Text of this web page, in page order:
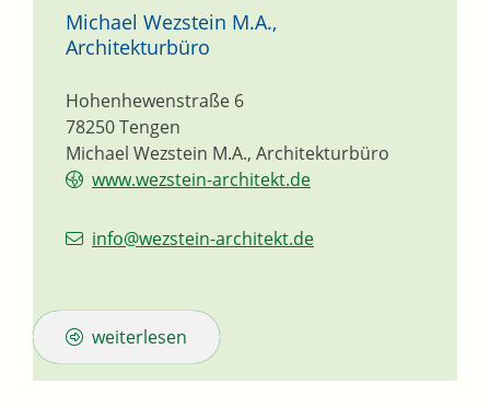
Michael Wezstein M.A.,
Architekturbüro
Michael Wezstein M.A., Architekturbüro
Hohenhewenstraße 6
78250Tengen
www.wezstein-architekt.de
info@wezstein-architekt.de
weiterlesen